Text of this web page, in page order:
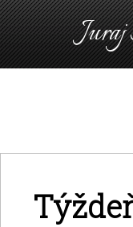
FAKTY